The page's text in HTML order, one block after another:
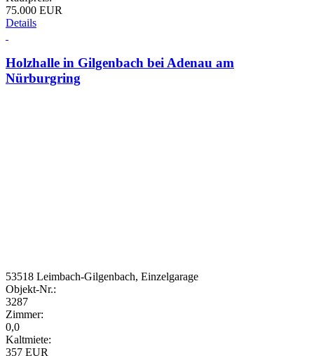
75.000 EUR
Details
Holzhalle in Gilgenbach bei Adenau am
Nürburgring
53518 Leimbach-Gilgenbach, Einzelgarage
Objekt-Nr.:
3287
Zimmer:
0,0
Kaltmiete:
357 EUR